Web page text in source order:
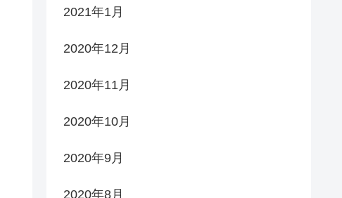
2021年1月
2020年12月
2020年11月
2020年10月
2020年9月
2020年8月